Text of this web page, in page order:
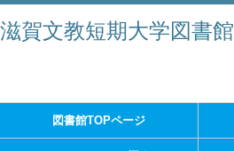
滋賀文教短期大学図書館
図書館TOPページ